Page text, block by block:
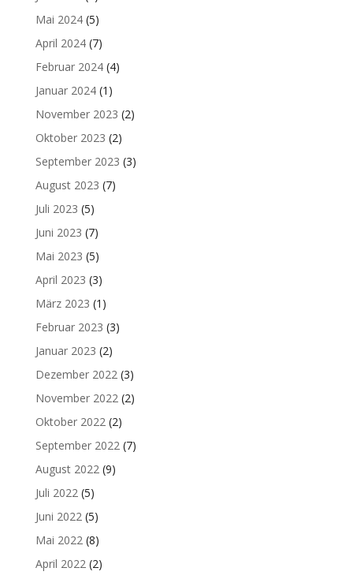
Mai 2024(5)
April 2024(7)
Februar 2024(4)
Januar 2024(1)
November 2023 (2)
Oktober 2023 (2)
September 2023 (3)
August 2023 (7)
Juli 2023 (5)
Juni 2023 (7)
Mai 2023 (5)
April 2023 (3)
März 2023 (1)
Februar 2023 (3)
Januar 2023 (2)
Dezember 2022(3)
November 2022(2)
Oktober 2022(2)
September 2022(7)
August 2022(9)
Juli 2022(5)
Juni 2022(5)
Mai 2022(8)
April 2022(2)